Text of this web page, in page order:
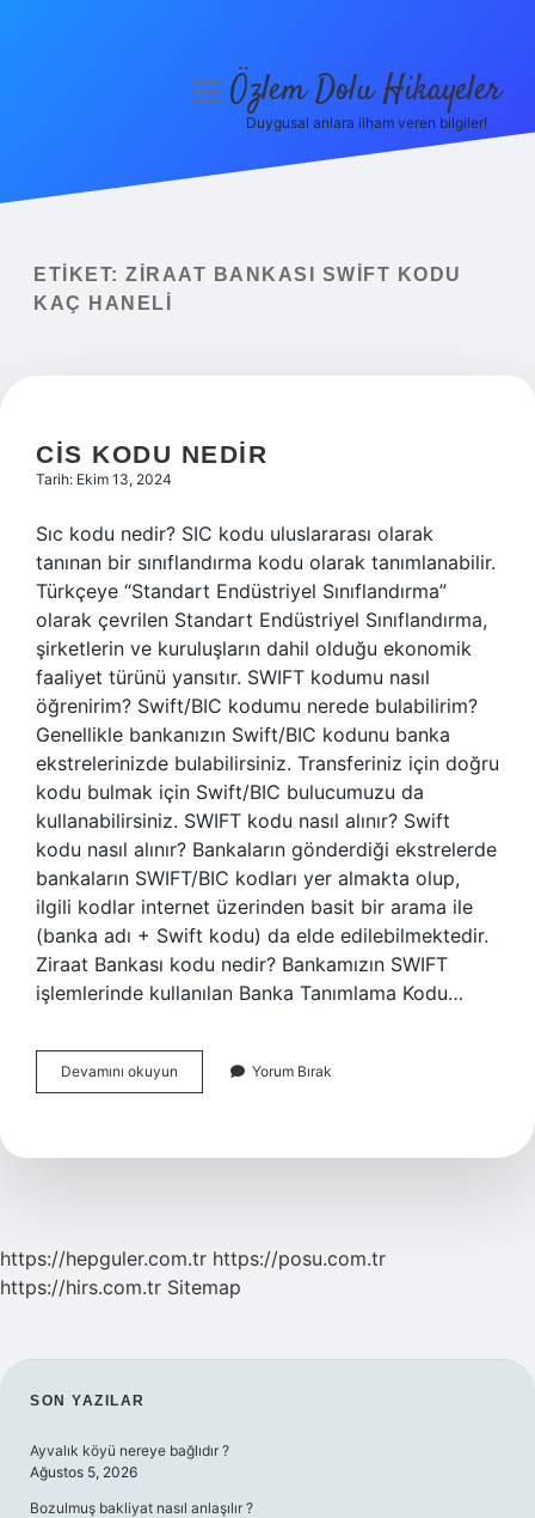
Yasal Uyarı
menüyüÖzlem Dolu Hikayeler
Duygusal anlara ilham veren bilgiler!
ETIKET: ZIRAAT BANKASI SWIFT KODU
KAÇ HANELI
CIS KODU NEDIR
Tarih: Ekim 13, 2024
Sıc kodu nedir? SIC kodu uluslararası olarak
tanınan bir sınıflandırma kodu olarak tanımlanabilir.
Türkçeye “Standart Endüstriyel Sınıflandırma”
olarak çevrilen Standart Endüstriyel Sınıflandırma,
şirketlerin ve kuruluşların dahil olduğu ekonomik
faaliyet türünü yansıtır. SWIFT kodumu nasıl
öğrenirim? Swift/BIC kodumu nerede bulabilirim?
Genellikle bankanızın Swift/BIC kodunu banka
ekstrelerinizde bulabilirsiniz. Transferiniz için doğru
kodu bulmak için Swift/BIC bulucumuzu da
kullanabilirsiniz. SWIFT kodu nasıl alınır? Swift
kodu nasıl alınır? Bankaların gönderdiği ekstrelerde
bankaların SWIFT/BIC kodları yer almakta olup,
ilgili kodlar internet üzerinden basit bir arama ile
(banka adı + Swift kodu) da elde edilebilmektedir.
Ziraat Bankası kodu nedir? Bankamızın SWIFT
işlemlerinde kullanılan Banka Tanımlama Kodu…
Devamını okuyun
Kodu
Yorum Bırak
https://hepguler.com.tr https://posu.com.tr
https://hirs.com.tr Sitemap
SIDEBAR
SON YAZILAR
Ayvalık köyü nereye bağlıdır ?
Ağustos 5, 2026
Bozulmuş bakliyat nasıl anlaşılır ?